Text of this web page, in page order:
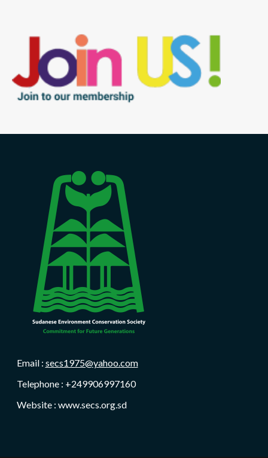
Email : secs1975@yahoo.com
Telephone : +249906997160
Website : www.secs.org.sd